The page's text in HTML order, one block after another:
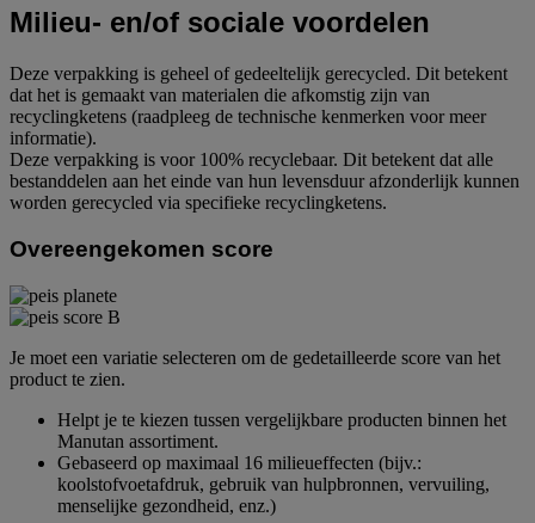
Milieu- en/of sociale voordelen
Deze verpakking is geheel of gedeeltelijk gerecycled. Dit betekent
dat het is gemaakt van materialen die afkomstig zijn van
recyclingketens (raadpleeg de technische kenmerken voor meer
informatie).
Deze verpakking is voor 100% recyclebaar. Dit betekent dat alle
bestanddelen aan het einde van hun levensduur afzonderlijk kunnen
worden gerecycled via specifieke recyclingketens.
Overeengekomen score
Je moet een variatie selecteren om de gedetailleerde score van het
product te zien.
Helpt je te kiezen tussen vergelijkbare producten binnen het
Manutan assortiment.
Gebaseerd op maximaal 16 milieueffecten (bijv.:
koolstofvoetafdruk, gebruik van hulpbronnen, vervuiling,
menselijke gezondheid, enz.)